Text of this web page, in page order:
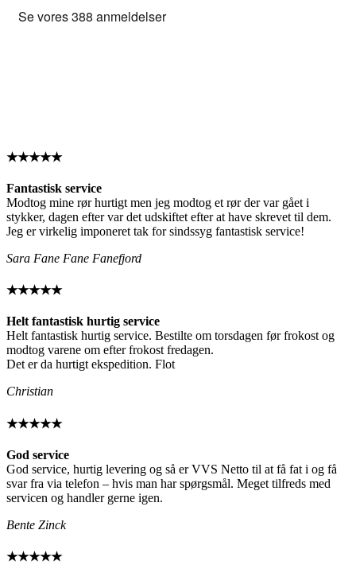
★★★★★
Fantastisk service
Modtog mine rør hurtigt men jeg modtog et rør der var gået i
stykker, dagen efter var det udskiftet efter at have skrevet til dem.
Jeg er virkelig imponeret tak for sindssyg fantastisk service!
Sara Fane Fane Fanefjord
★★★★★
Helt fantastisk hurtig service
Helt fantastisk hurtig service. Bestilte om torsdagen før frokost og
modtog varene om efter frokost fredagen.
Det er da hurtigt ekspedition. Flot
Christian
★★★★★
God service
God service, hurtig levering og så er VVS Netto til at få fat i og få
svar fra via telefon – hvis man har spørgsmål. Meget tilfreds med
servicen og handler gerne igen.
Bente Zinck
★★★★★